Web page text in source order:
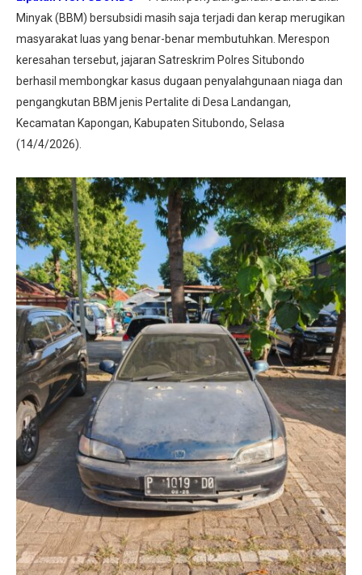
Minyak (BBM) bersubsidi masih saja terjadi dan kerap merugikan
masyarakat luas yang benar-benar membutuhkan. Merespon
keresahan tersebut, jajaran Satreskrim Polres Situbondo
berhasil membongkar kasus dugaan penyalahgunaan niaga dan
pengangkutan BBM jenis Pertalite di Desa Landangan,
Kecamatan Kapongan, Kabupaten Situbondo, Selasa
(14/4/2026).